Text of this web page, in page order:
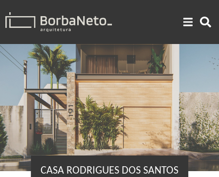
CASA RODRIGUES DOS SANTOS